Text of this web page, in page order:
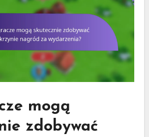
mogą
zdobywać